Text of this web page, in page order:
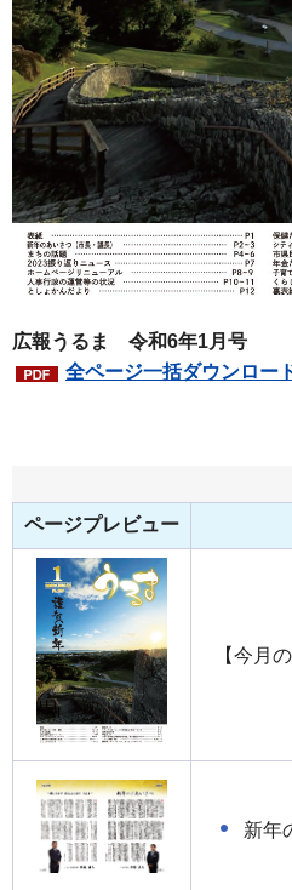
広報うるま 令和6年1月号
全ページ一括ダウンロー
ページプレビュー
【今月
新年